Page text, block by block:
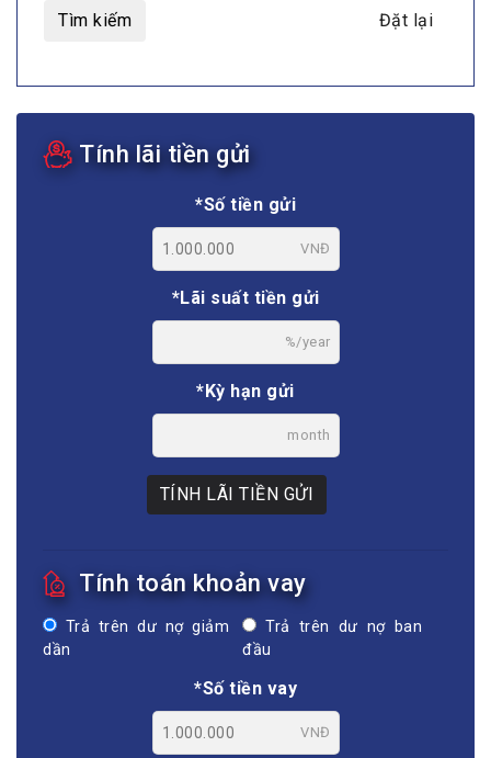
Tìm kiếm Đặt lại
Tính lãi tiền gửi
*Số tiền gửi
*Lãi suất tiền gửi
%/year
*Kỳ hạn gửi
TÍNH LÃI TIỀN GỬI
Tính toán khoản vay
Trả trên dư nợ giảm
Trả trên dư nợ ban
*Số tiền vay